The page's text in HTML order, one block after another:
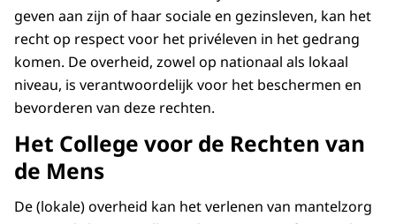
geven aan zijn of haar sociale en gezinsleven, kan het
recht op respect voor het privéleven in het gedrang
komen. De overheid, zowel op nationaal als lokaal
niveau, is verantwoordelijk voor het beschermen en
bevorderen van deze rechten.
Het College voor de Rechten van
de Mens
De (lokale) overheid kan het verlenen van mantelzorg